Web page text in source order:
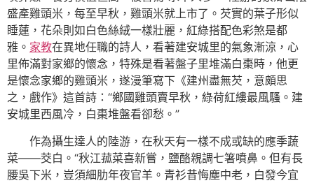
盛產雞頭米，每至早秋，雞頭米就上市了。芡實的葉子形似
睡蓮，花朵則如白色絲絨一樣壯麗，紅綠搭配色彩煞是都
雅。 家教在異地任職的詩人，看著建安城里的氣象漸涼，心
里佈滿對家鄉的懷念，特殊是看著盤子里堆滿白棗時，他更
是懷念家鄉的雞頭米，遂漫筆寫下《建州盡無芡，意頗思
之，戲作》這首詩：“鄉國雞頭賣早秋，綠荷紅縷最風騷。建
安城里西風冷，白棗堆盤看卻愁。”
作為攝生達人的陸游，在秋天有一樣不成或缺的應季蔬
菜——茭白。“秋江菰菜喜新嘗，鹽酪親調七箸噴鼻。但有長
腰吳下米，豈須細肋年夜官羊。青衫昔悔塵中老，白發今宜